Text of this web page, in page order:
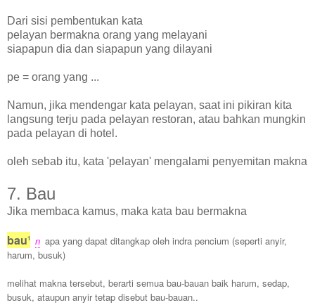
Dari sisi pembentukan kata
pelayan bermakna orang yang melayani
siapapun dia dan siapapun yang dilayani
pe = orang yang ...
Namun, jika mendengar kata pelayan, saat ini pikiran kita
langsung terju pada pelayan restoran, atau bahkan mungkin
pada pelayan di hotel.
oleh sebab itu, kata 'pelayan' mengalami penyemitan makna
7. Bau
Jika membaca kamus, maka kata bau bermakna
bau1 n apa yang dapat ditangkap oleh indra pencium (seperti anyir,
harum, busuk)
melihat makna tersebut, berarti semua bau-bauan baik harum, sedap,
busuk, ataupun anyir tetap disebut bau-bauan..